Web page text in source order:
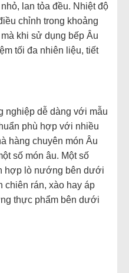
lan tỏa đều. Nhiệt độ
chỉnh trong khoảng
khi sử dụng bếp Âu
tối đa nhiên liệu, tiết
nghiệp dễ dàng với mẫu
phù hợp với nhiều
hàng chuyên món Âu
số món âu. Một số
hợp lò nướng bên dưới
chiên rán, xào hay áp
thực phẩm bên dưới